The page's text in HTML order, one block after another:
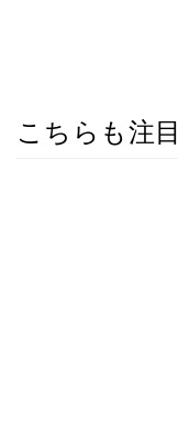
こちらも注目